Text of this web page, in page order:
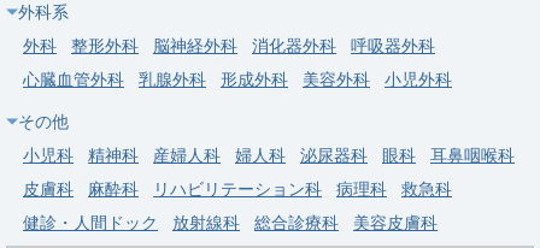
【相模原市中央区】2027年11月新棟増築・新規増床／リハビリ
テーション科
求人病院名
医療法人社団葵会 AOI湘北病院
ーション科
勤務地 神奈川県 相模原市中央区
給与 年収 1,500万円 ～ 1,800万円
外科系
外科
整形外科 脳神経外科 消化器外科
呼吸器外科
心臓血管外科
乳腺外科 形成外科 美容外科 小児外科
その他
小児科
精神科 産婦人科 婦人科 泌尿器科 眼科
耳鼻咽喉科
皮膚科
麻酔科 リハビリテーション科 病理科
救急科
健診・人間ドック
放射線科 総合診療科 美容皮膚科